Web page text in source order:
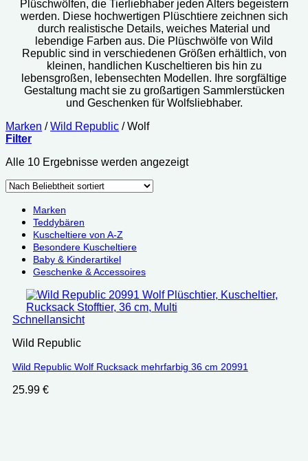
Plüschwölfen, die Tierliebhaber jeden Alters begeistern
werden. Diese hochwertigen Plüschtiere zeichnen sich
durch realistische Details, weiches Material und
lebendige Farben aus. Die Plüschwölfe von Wild
Republic sind in verschiedenen Größen erhältlich, von
kleinen, handlichen Kuscheltieren bis hin zu
lebensgroßen, lebensechten Modellen. Ihre sorgfältige
Gestaltung macht sie zu großartigen Sammlerstücken
und Geschenken für Wolfsliebhaber.
Marken / Wild Republic /Wolf
Filter
Alle 10 Ergebnisse werden angezeigtNach
Marken
Teddybären
Kuscheltiere von A-Z
Besondere Kuscheltiere
Baby & Kinderartikel
Geschenke & Accessoires
Schnellansicht
Wild Republic
Wild Republic Wolf Rucksack mehrfarbig 36 cm 20991
25.99 €